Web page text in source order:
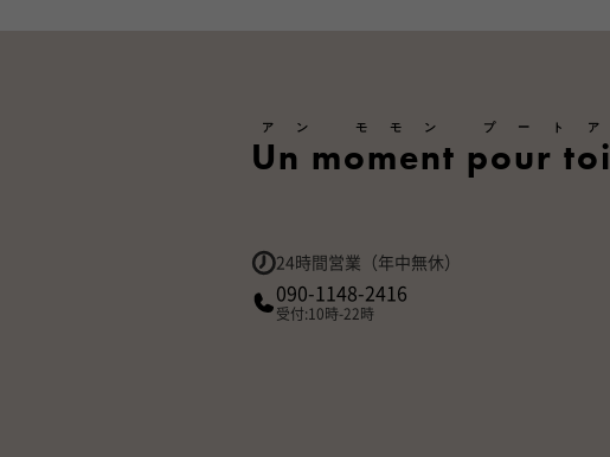
Un moment pour toi
アン モモン プートア
24時間営業（年中無休）
090-1148-2416
受付:10時-22時